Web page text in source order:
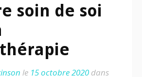
soin de soi
le 15 octobre 2020 dans